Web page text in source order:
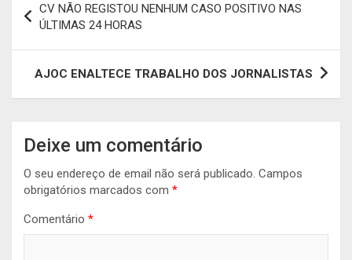
de
artigos
CV NÃO REGISTOU NENHUM CASO POSITIVO NAS
ÚLTIMAS 24 HORAS
AJOC ENALTECE TRABALHO DOS JORNALISTAS
Deixe um comentário
O seu endereço de email não será publicado. Campos
obrigatórios marcados com *
Comentário *